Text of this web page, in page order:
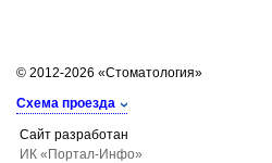
© 2012-2026 «Стоматология»
Схема проезда
Сайт разработан
ИК «Портал-Инфо»